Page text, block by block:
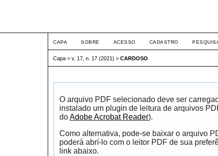
CAPA SOBRE ACESSO CADASTRO
Capa > v. 17, n. 17 (2021) > CARDOSO
O arquivo PDF selecionado deve ser
instalado um plugin de leitura de arquivos
doAdobe Acrobat Reader).
Como alternativa, pode-se baixar o arquivo
poderá abrí-lo com o leitor PDF de sua
link abaixo.